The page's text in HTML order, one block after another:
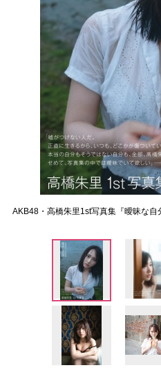
AKB48・高橋朱里1st写真集『曖昧な自